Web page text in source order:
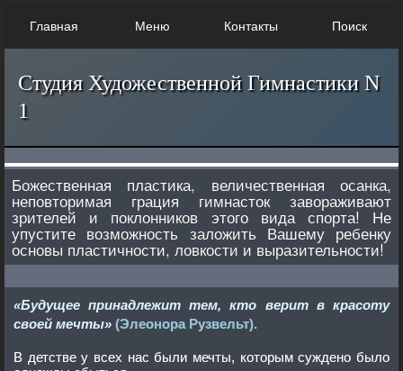
Главная Меню Контакты Поиск
Студия Художественной Гимнастики N
1
Божественная пластика, величественная осанка,
неповторимая грация гимнасток завораживают
зрителей и поклонников этого вида спорта! Не
упустите возможность заложить Вашему ребенку
основы пластичности, ловкости и выразительности!
«Будущее принадлежит тем, кто верит в красоту
своей мечты» (Элеонора Рузвельт).
В детстве у всех нас были мечты, которым суждено было